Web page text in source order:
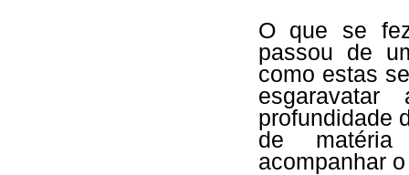
O que se
passou de
como estas
profundidade
de matéria
acompanhar